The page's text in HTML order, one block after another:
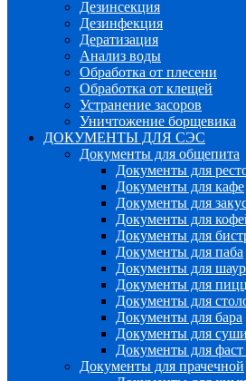
Дезинсекция
Дезинфекция
Дератизация
Анализ воды
Обработка от плесени
Обработка от клещей
Устранение засоров
Уничтожение борщевика
ДОКУМЕНТЫ ДЛЯ СЭС
Документы для общепита
Документы для
Документы для кафе
Документы для
Документы для
Документы для
Документы для паба
Документы для
Документы для
Документы для
Документы для бара
Документы для
Документы для фаст
Документы для прачечной